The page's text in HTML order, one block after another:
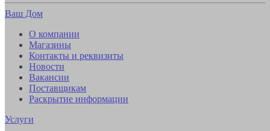
Ваш Дом
О компании
Магазины
Контакты и реквизиты
Новости
Вакансии
Поставщикам
Раскрытие информации
Услуги